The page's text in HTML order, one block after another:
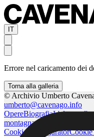
IT
Errore nel caricamento dei
Torna alla galleria
© Archivio Umberto
umberto@cavenago.info
OpereBiografiaL'alcova
montagna
Cookie Configurator